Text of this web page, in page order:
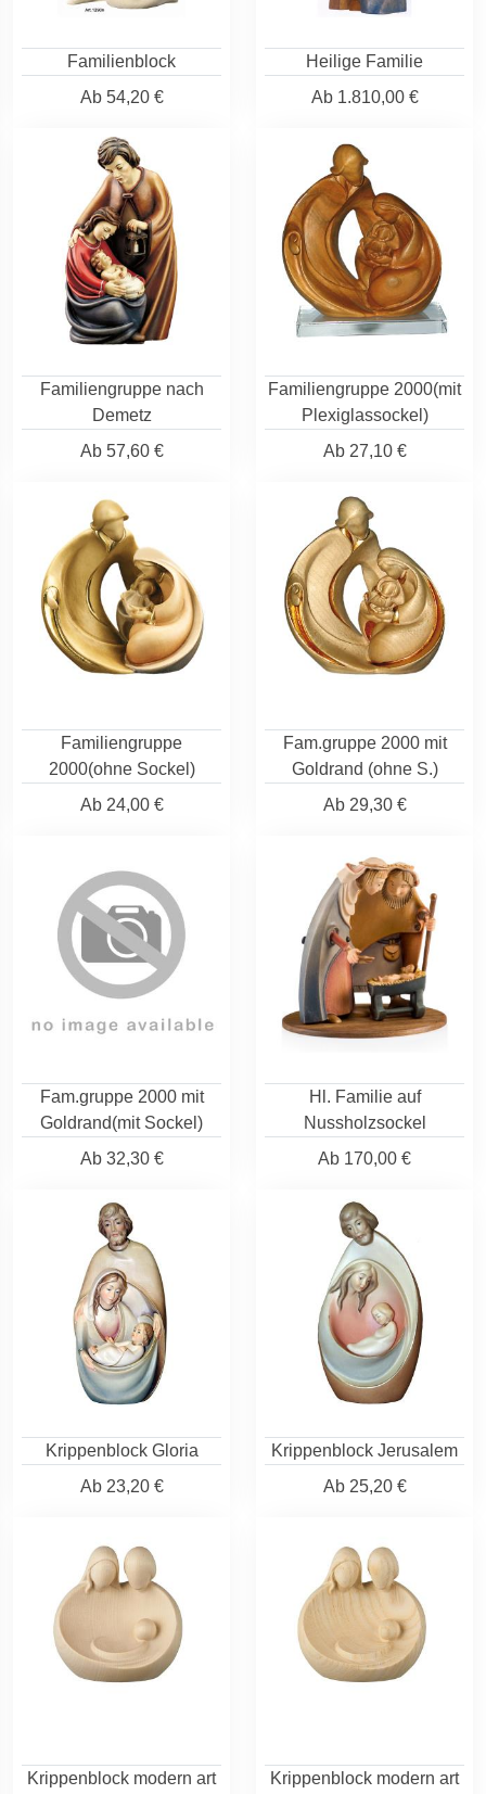
Familienblock
Ab54,20 €
Heilige Familie
Ab1.810,00 €
Familiengruppe nach
Demetz
Ab57,60 €
Familiengruppe 2000(mit
Plexiglassockel)
Ab27,10 €
Familiengruppe
2000(ohne Sockel)
Ab24,00 €
Fam.gruppe 2000 mit
Goldrand (ohne S.)
Ab29,30 €
Fam.gruppe 2000 mit
Goldrand(mit Sockel)
Ab32,30 €
Hl. Familie auf
Nussholzsockel
Ab 170,00 €
Krippenblock Gloria
Ab23,20 €
Krippenblock Jerusalem
Ab25,20 €
Krippenblock modern art
Krippenblock modern art